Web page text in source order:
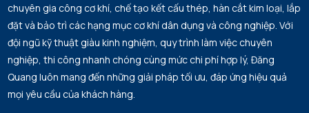
chuyên gia công cơ khí, chế tạo kết cấu thép, hàn cắt kim loại, lắp
đặt và bảo trì các hạng mục cơ khí dân dụng và công nghiệp. Với
đội ngũ kỹ thuật giàu kinh nghiệm, quy trình làm việc chuyên
nghiệp, thi công nhanh chóng cùng mức chi phí hợp lý, Đăng
Quang luôn mang đến những giải pháp tối ưu, đáp ứng hiệu quả
mọi yêu cầu của khách hàng.